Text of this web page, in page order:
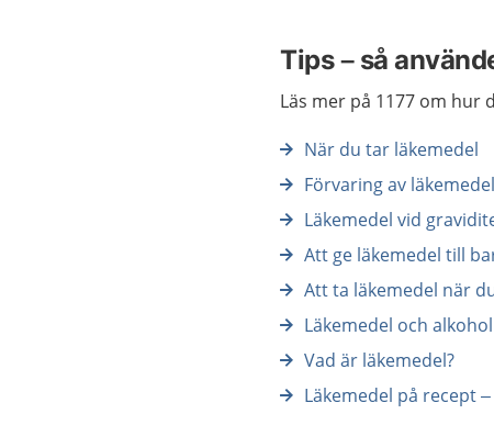
Tips – så
Läs mer på 1177 om hur
När du tar läkemedel
Förvaring av läkemedel
Läkemedel vid
Att ge läkemedel till
Att ta läkemedel när
Läkemedel och alkohol
Vad är läkemedel?
Läkemedel på recept